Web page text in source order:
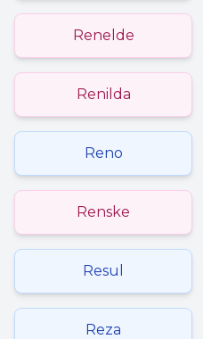
Renelde
Renilda
Reno
Renske
Resul
Reza